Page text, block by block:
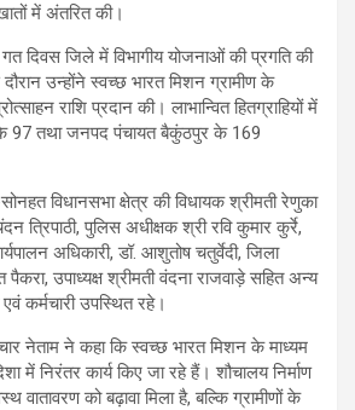
में अंतरित की।
गत दिवस जिले में विभागीय योजनाओं की प्रगति की
उन्होंने स्वच्छ भारत मिशन ग्रामीण के
राशि प्रदान की। लाभान्वित हितग्राहियों में
97 तथा जनपद पंचायत बैकुंठपुर के 169
विधानसभा क्षेत्र की विधायक श्रीमती रेणुका
त्रिपाठी, पुलिस अधीक्षक श्री रवि कुमार कुर्रे,
अधिकारी, डॉ. आशुतोष चतुर्वेदी, जिला
पैकरा, उपाध्यक्ष श्रीमती वंदना राजवाड़े सहित अन्य
कर्मचारी उपस्थित रहे।
नेताम ने कहा कि स्वच्छ भारत मिशन के माध्यम
में निरंतर कार्य किए जा रहे हैं। शौचालय निर्माण
को बढ़ावा मिला है, बल्कि ग्रामीणों के